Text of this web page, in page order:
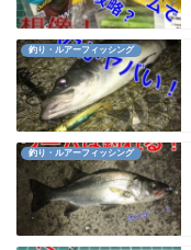
釣り・ルアーフィッシング
釣り・ルアーフィッシング